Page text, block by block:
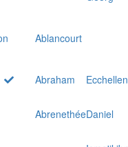
Ablancourt
Abraham
AbrenethéeDaniel